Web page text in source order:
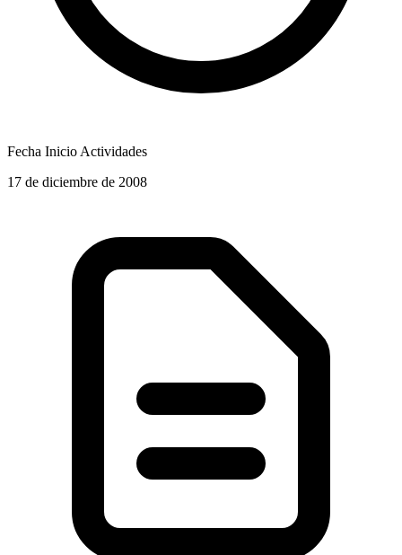
Fecha Inicio Actividades
17 de diciembre de 2008